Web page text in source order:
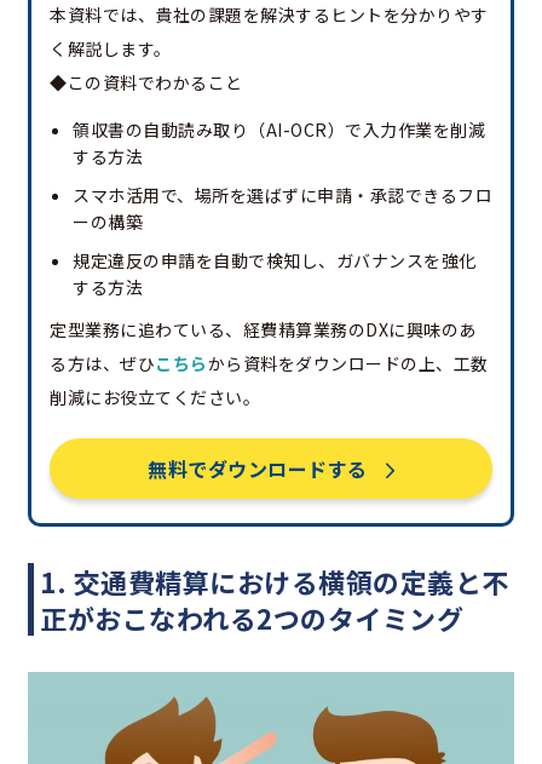
本資料では、貴社の課題を解決するヒントを分かりやす
く解説します。
◆この資料でわかること
領収書の自動読み取り（AI-OCR）で入力作業を削減
する方法
スマホ活用で、場所を選ばずに申請・承認できるフロ
ーの構築
規定違反の申請を自動で検知し、ガバナンスを強化
する方法
定型業務に追わている、経費精算業務のDXに興味のあ
る方は、ぜひこちらから資料をダウンロードの上、工数
削減にお役立てください。
無料でダウンロードする
1. 交通費精算における横領の定義と不
正がおこなわれる2つのタイミング